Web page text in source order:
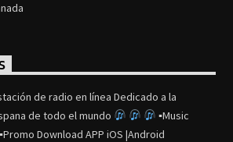
de radio en línea Dedicado a la
de todo el mundo
▪Music
Download APP iOS |Android